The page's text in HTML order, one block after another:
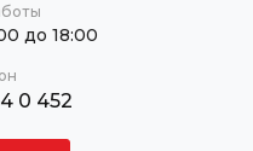
до 18:00
0 452